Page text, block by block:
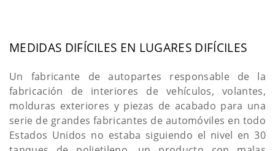
MEDIDAS DIFÍCILES EN LUGARES DIFÍCILES
Un fabricante de autopartes responsable de la
fabricación de interiores de vehículos, volantes,
molduras exteriores y piezas de acabado para una
serie de grandes fabricantes de automóviles en todo
Estados Unidos no estaba siguiendo el nivel en 30